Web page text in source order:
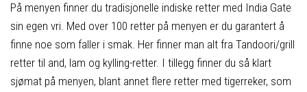
På menyen finner du tradisjonelle indiske retter med India Gate
sin egen vri. Med over 100 retter på menyen er du garantert å
finne noe som faller i smak. Her finner man alt fra Tandoori/grill
retter til and, lam og kylling-retter. I tillegg finner du så klart
sjømat på menyen, blant annet flere retter med tigerreker, som